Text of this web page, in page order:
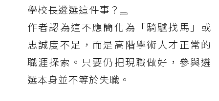
學校長遴選這件事？
作者認為這不應簡化為「騎驢找馬」或
忠誠度不足，而是高階學術人才正常的
職涯探索。只要仍把現職做好，參與遴
選本身並不等於失職。